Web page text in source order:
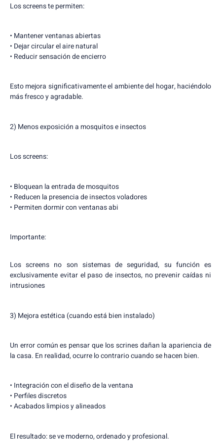
Los screens te permiten:
• Mantener ventanas abiertas
• Dejar circular el aire natural
• Reducir sensación de encierro
Esto mejora significativamente el ambiente del hogar, haciéndolo
más fresco y agradable.
2) Menos exposición a mosquitos e insectos
Los screens:
• Bloquean la entrada de mosquitos
• Reducen la presencia de insectos voladores
• Permiten dormir con ventanas abi
Importante:
Los screens no son sistemas de seguridad, su función es
exclusivamente evitar el paso de insectos, no prevenir caídas ni
intrusiones
3) Mejora estética (cuando está bien instalado)
Un error común es pensar que los scrines dañan la apariencia de
la casa. En realidad, ocurre lo contrario cuando se hacen bien.
• Integración con el diseño de la ventana
• Perfiles discretos
• Acabados limpios y alineados
El resultado: se ve moderno, ordenado y profesional.